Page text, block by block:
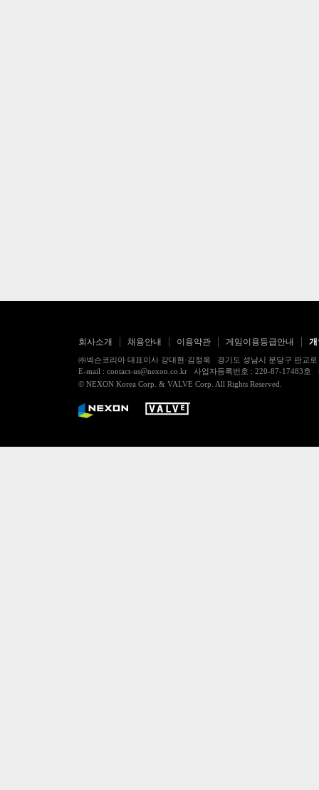
회사소개 채용안내 이용약관 게임이용등급안내
㈜넥슨코리아 대표이사 강대현·김정욱 경기도 성남시 분당구 판교
E-mail : contact-us@nexon.co.kr 사업자등록번호 : 220-87-17483
© NEXON Korea Corp. & VALVE Corp. All Rights Reserved.